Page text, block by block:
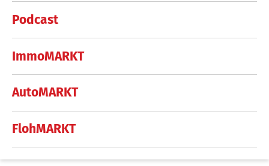
Podcast
ImmoMARKT
AutoMARKT
FlohMARKT